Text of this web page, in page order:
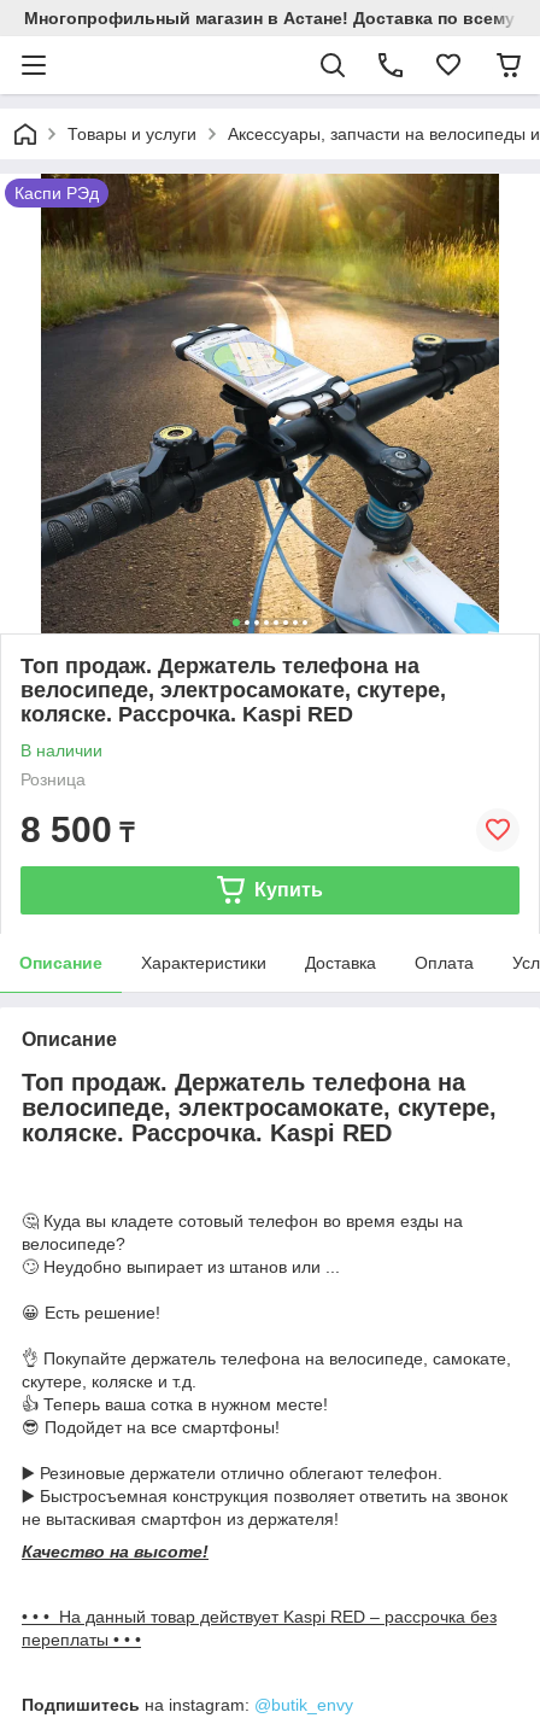
Многопрофильный магазин в Астане! Доставка по всему
Товары и услуги Аксессуары, запчасти на велосипеды
Каспи РЭд
Топ продаж. Держатель телефона на
велосипеде, электросамокате, скутере,
коляске. Рассрочка. Kaspi RED
В наличии
Розница
8 500 ₸
Купить
Описание Характеристики Доставка Оплата
Описание
Топ продаж. Держатель телефона на
велосипеде, электросамокате, скутере,
коляске. Рассрочка. Kaspi RED
🤔 Куда вы кладете сотовый телефон во время езды на
велосипеде?
🙄 Неудобно выпирает из штанов или ...
😀 Есть решение!
👌 Покупайте держатель телефона на велосипеде, самокате,
скутере, коляске и т.д.
👍 Теперь ваша сотка в нужном месте!
😎 Подойдет на все смартфоны!
▶️ Резиновые держатели отлично облегают телефон.
▶️ Быстросъемная конструкция позволяет ответить на звонок
не вытаскивая смартфон из держателя!
Качество на высоте!
• • • На данный товар действует Kaspi RED – рассрочка без
переплаты • • •
Подпишитесь на instagram: @butik_envy